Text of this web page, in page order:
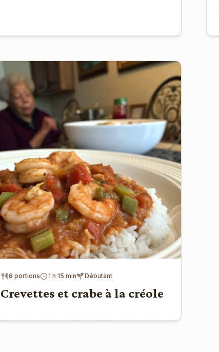
6 portions 1 h 15 min Débutant
Crevettes et crabe à la créole